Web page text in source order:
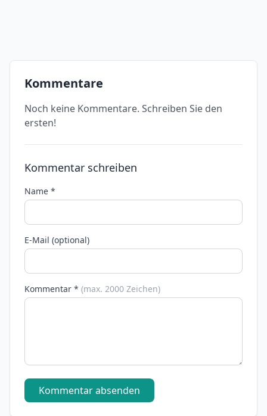
Kommentare
Noch keine Kommentare. Schreiben Sie den
ersten!
Kommentar schreiben
Name *
E-Mail (optional)
Kommentar * (max. 2000 Zeichen)
Kommentar absenden